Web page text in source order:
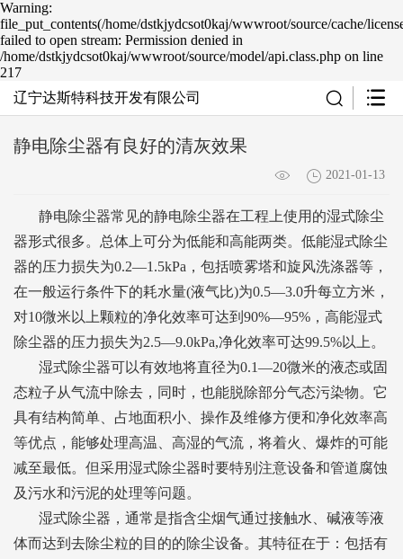
Warning:
file_put_contents(/home/dstkjydcsot0kaj/wwwroot/source/cache/
failed to open stream: Permission denied in
/home/dstkjydcsot0kaj/wwwroot/source/model/api.class.php on line
217
辽宁达斯特科技开发有限公司
静电除尘器有良好的清灰效果
2021-01-13
静电除尘器常见的静电除尘器在工程上使用的湿式除尘
器形式很多。总体上可分为低能和高能两类。低能湿式除尘
器的压力损失为0.2—1.5kPa，包括喷雾塔和旋风洗涤器等，
在一般运行条件下的耗水量(液气比)为0.5—3.0升每立方米，
对10微米以上颗粒的净化效率可达到90%—95%，高能湿式
除尘器的压力损失为2.5—9.0kPa,净化效率可达99.5%以上。
湿式除尘器可以有效地将直径为0.1—20微米的液态或固
态粒子从气流中除去，同时，也能脱除部分气态污染物。它
具有结构简单、占地面积小、操作及维修方便和净化效率高
等优点，能够处理高温、高湿的气流，将着火、爆炸的可能
减至最低。但采用湿式除尘器时要特别注意设备和管道腐蚀
及污水和污泥的处理等问题。
湿式除尘器，通常是指含尘烟气通过接触水、碱液等液
体而达到去除尘粒的目的的除尘设备。其特征在于：包括有